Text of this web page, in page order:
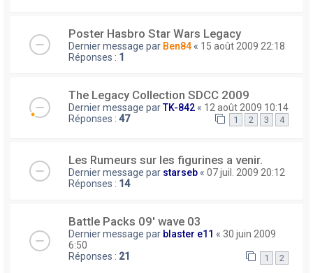
Poster Hasbro Star Wars Legacy
Dernier message par Ben84 « 15 août 2009 22:18
Réponses : 1
The Legacy Collection SDCC 2009
Dernier message parTK-842 « 12 août 2009 10:14
Réponses : 47 1 2 3 4
Les Rumeurs sur les figurines a venir.
Dernier message par starseb « 07 juil. 2009 20:12
Réponses : 14
Battle Packs 09' wave 03
Dernier message par blaster e11 « 30 juin 2009
6:50
Réponses : 21 1 2